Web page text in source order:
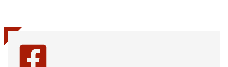
(Twitter)